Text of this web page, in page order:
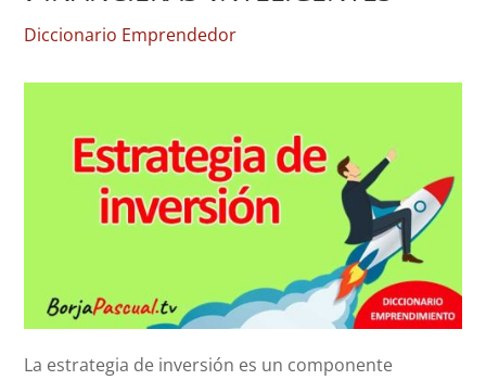
Diccionario Emprendedor
La estrategia de inversión es un componente